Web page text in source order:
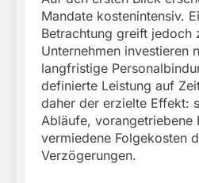
Mandate kostenintensiv.
Betrachtung greift jedoch
Unternehmen investieren
langfristige
definierte Leistung auf
daher der erzielte Effekt:
Abläufe, vorangetriebene
vermiedene Folgekosten
Verzögerungen.